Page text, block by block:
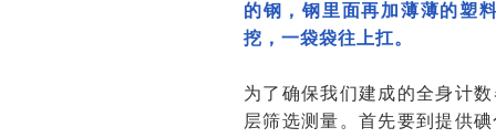
的钢，钢里面再加薄薄的塑
挖，一袋袋往上扛。
为了确保我们建成的全身计
层筛选测量。首先要到提供